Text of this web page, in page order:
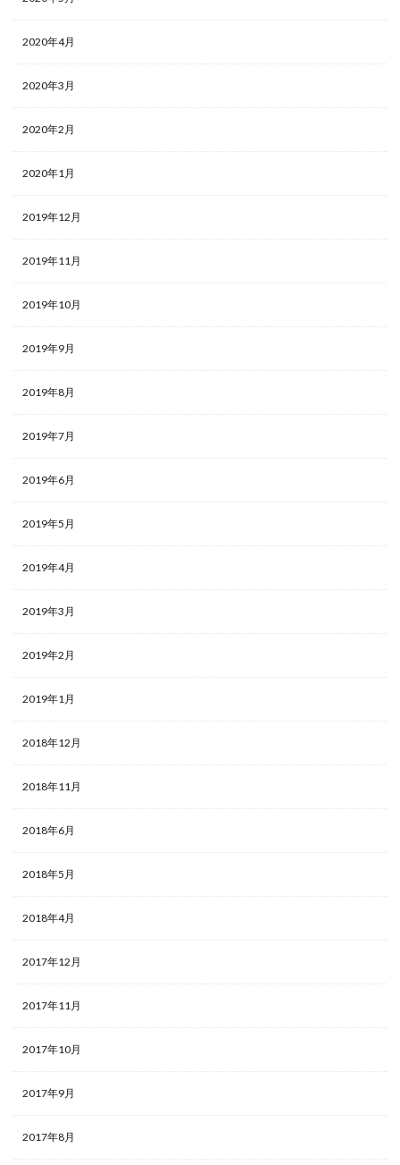
2020年4月
2020年3月
2020年2月
2020年1月
2019年12月
2019年11月
2019年10月
2019年9月
2019年8月
2019年7月
2019年6月
2019年5月
2019年4月
2019年3月
2019年2月
2019年1月
2018年12月
2018年11月
2018年6月
2018年5月
2018年4月
2017年12月
2017年11月
2017年10月
2017年9月
2017年8月